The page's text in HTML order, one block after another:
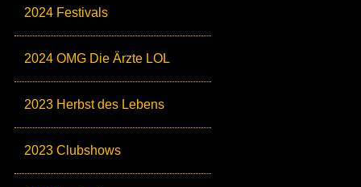
2024 Festivals
2024 OMG Die Ärzte LOL
2023 Herbst des Lebens
2023 Clubshows